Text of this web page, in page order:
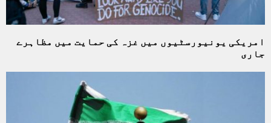
امریکی یونیورسٹیوں میں غزہ کی حمایت میں مظاہرے
جاری